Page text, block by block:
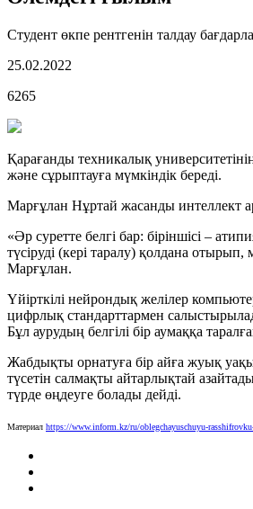
Студент өкпе рентгенін талдау
25.02.2022
6265
Қарағанды техникалық
және сұрыптауға мүмкіндік береді.
Марғұлан Нұртай жасанды интеллект
«Әр суретте белгі бар: біріншісі –
түсіруді (кері таралу) қолдана
Марғұлан.
Үйірткілі нейрондық желілер
цифрлық стандарттармен
Бұл аурудың белгілі бір аумаққа
Жабдықты орнатуға бір айға жуық
түсетін салмақты айтарлықтай
түрде өңдеуге болады дейді.
Материал https://www.inform.kz/ru/oblegchayuschuyu-